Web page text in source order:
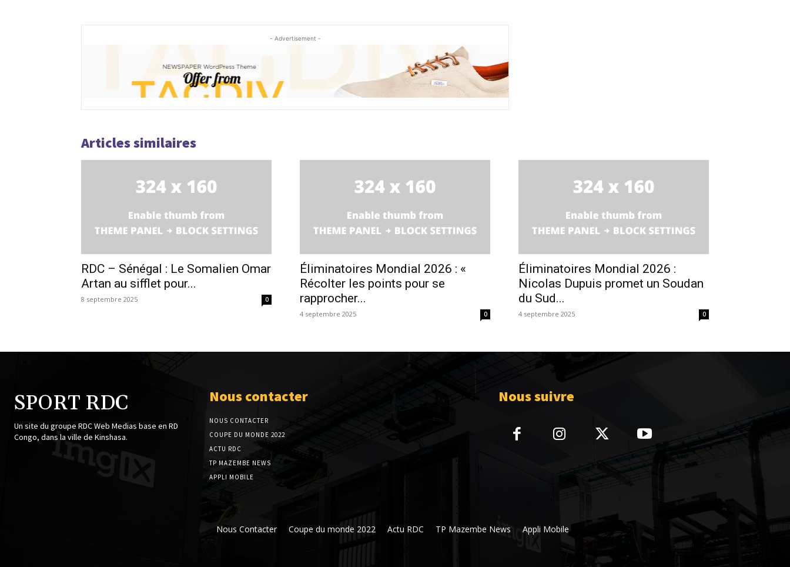
- Advertisement -
Articles similaires
RDC – Sénégal : Le Somalien Omar
Artan au sifflet pour...
8 septembre 2025 0
Éliminatoires Mondial 2026 : «
Récolter les points pour se
rapprocher...
4 septembre 2025 0
Éliminatoires Mondial 2026 :
Nicolas Dupuis promet un Soudan
du Sud...
4 septembre 2025 0
SPORT RDC
Un site du groupe RDC Web Medias base en RD
Congo, dans la ville de Kinshasa.
Nous contacter
NOUS CONTACTER
COUPE DU MONDE 2022
ACTU RDC
TP MAZEMBE NEWS
APPLI MOBILE
Nous suivre
Nous Contacter Coupe du monde 2022 Actu RDC TP Mazembe News Appli Mobile